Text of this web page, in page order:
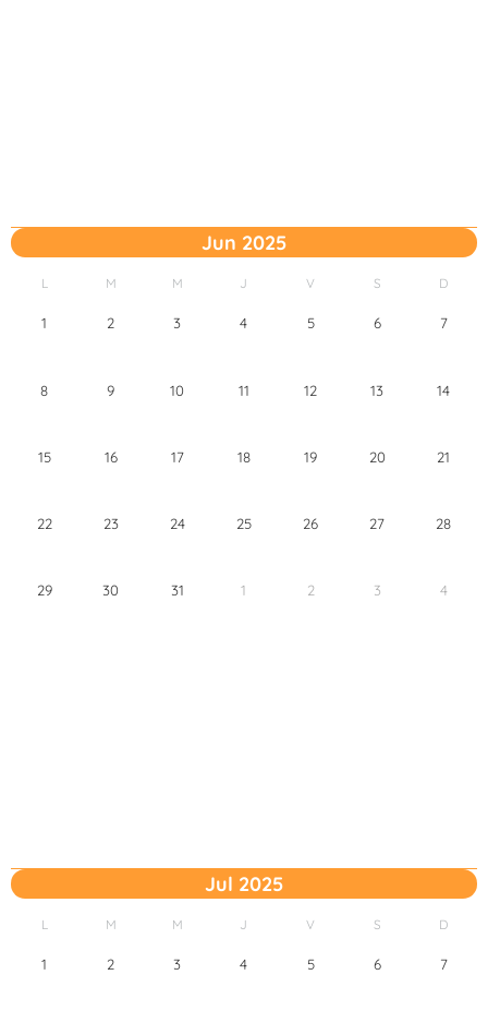
Jun 2025
L M M J V S D
1 2 3 4 5 6 7
8 9 10 11 12 13 14
15 16 17 18 19 20 21
22 23 24 25 26 27 28
29 30 31 1 2 3 4
Jul 2025
L M M J V S D
1 2 3 4 5 6 7